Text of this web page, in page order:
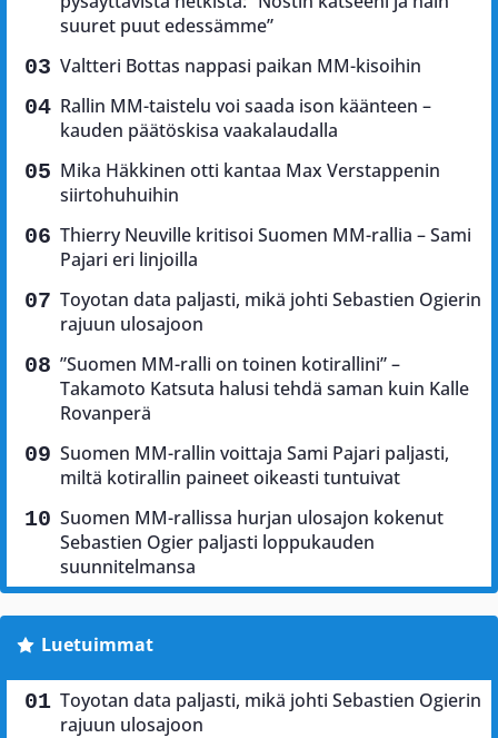
suuret puut edessämme”
Valtteri Bottas nappasi paikan MM-kisoihin
Rallin MM-taistelu voi saada ison käänteen –
kauden päätöskisa vaakalaudalla
Mika Häkkinen otti kantaa Max Verstappenin
siirtohuhuihin
Thierry Neuville kritisoi Suomen MM-rallia – Sami
Pajari eri linjoilla
Toyotan data paljasti, mikä johti Sebastien Ogierin
rajuun ulosajoon
”Suomen MM-ralli on toinen kotirallini” –
Takamoto Katsuta halusi tehdä saman kuin Kalle
Rovanperä
Suomen MM-rallin voittaja Sami Pajari paljasti,
miltä kotirallin paineet oikeasti tuntuivat
Suomen MM-rallissa hurjan ulosajon kokenut
Sebastien Ogier paljasti loppukauden
suunnitelmansa
Luetuimmat
Toyotan data paljasti, mikä johti Sebastien Ogierin
rajuun ulosajoon